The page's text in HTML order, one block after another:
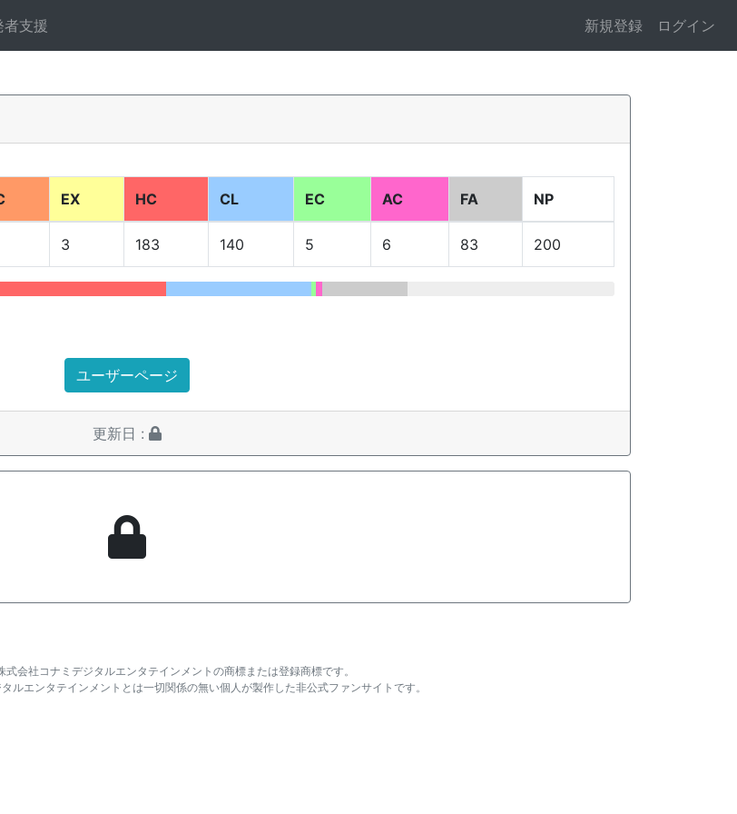
者支援 新規登録 ログイン
EX HC CL EC AC FA NP
3 183 140 5 6 83 200
ユーザーページ
更新日 :
会社コナミデジタルエンタテインメントの商標または登録商標です。
ルエンタテインメントとは一切関係の無い個人が製作した非公式ファンサイトです。